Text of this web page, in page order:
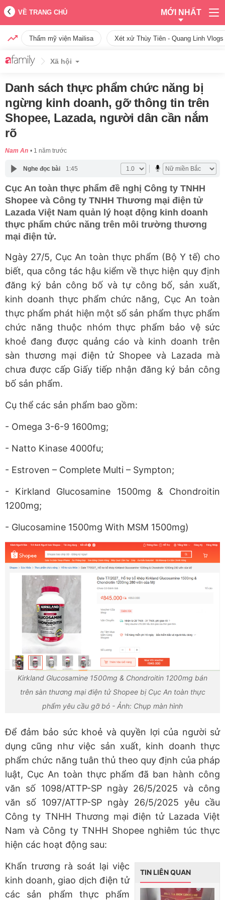
VỀ TRANG CHỦ MỚI NHẤT
Thẩm mỹ viện Mailisa Xét xử Thùy Tiên - Quang Linh
Xã hội
Danh sách thực phẩm chức năng bị
ngừng kinh doanh, gỡ thông tin trên
Shopee, Lazada, người dân cần nắm
rõ
Nam An 1 năm trước
Nghe đọc bài 1:45
Cục An toàn thực phẩm đề nghị Công ty TNHH
Shopee và Công ty TNHH Thương mại điện tử
Lazada Việt Nam quản lý hoạt động kinh doanh
thực phẩm chức năng trên môi trường thương
mại điện tử.
Ngày 27/5, Cục An toàn thực phẩm (Bộ Y tế) cho
biết, qua công tác hậu kiểm về thực hiện quy định
đăng ký bản công bố và tự công bố, sản xuất,
kinh doanh thực phẩm chức năng, Cục An toàn
thực phẩm phát hiện một số sản phẩm thực phẩm
chức năng thuộc nhóm thực phẩm bảo vệ sức
khoẻ đang được quảng cáo và kinh doanh trên
sàn thương mại điện tử Shopee và Lazada mà
chưa được cấp Giấy tiếp nhận đăng ký bản công
bố sản phẩm.
Cụ thể các sản phẩm bao gồm:
- Omega 3-6-9 1600mg;
- Natto Kinase 4000fu;
- Estroven – Complete Multi – Sympton;
- Kirkland Glucosamine 1500mg & Chondroitin
1200mg;
- Glucosamine 1500mg With MSM 1500mg)
Kirkland Glucosamine 1500mg & Chondroitin 1200mg bán
trên sàn thương mại điện tử Shopee bị Cục An toàn thực
phẩm yêu cầu gỡ bỏ - Ảnh: Chụp màn hình
Để đảm bảo sức khoẻ và quyền lợi của người sử
dụng cũng như việc sản xuất, kinh doanh thực
phẩm chức năng tuân thủ theo quy định của pháp
luật, Cục An toàn thực phẩm đã ban hành công
văn số 1098/ATTP-SP ngày 26/5/2025 và công
văn số 1097/ATTP-SP ngày 26/5/2025 yêu cầu
Công ty TNHH Thương mại điện tử Lazada Việt
Nam và Công ty TNHH Shopee nghiêm túc thực
hiện các hoạt động sau:
TIN LIÊN QUAN
Khẩn trương rà soát lại việc
kinh doanh, giao dịch điện tử
các sản phẩm thực phẩm